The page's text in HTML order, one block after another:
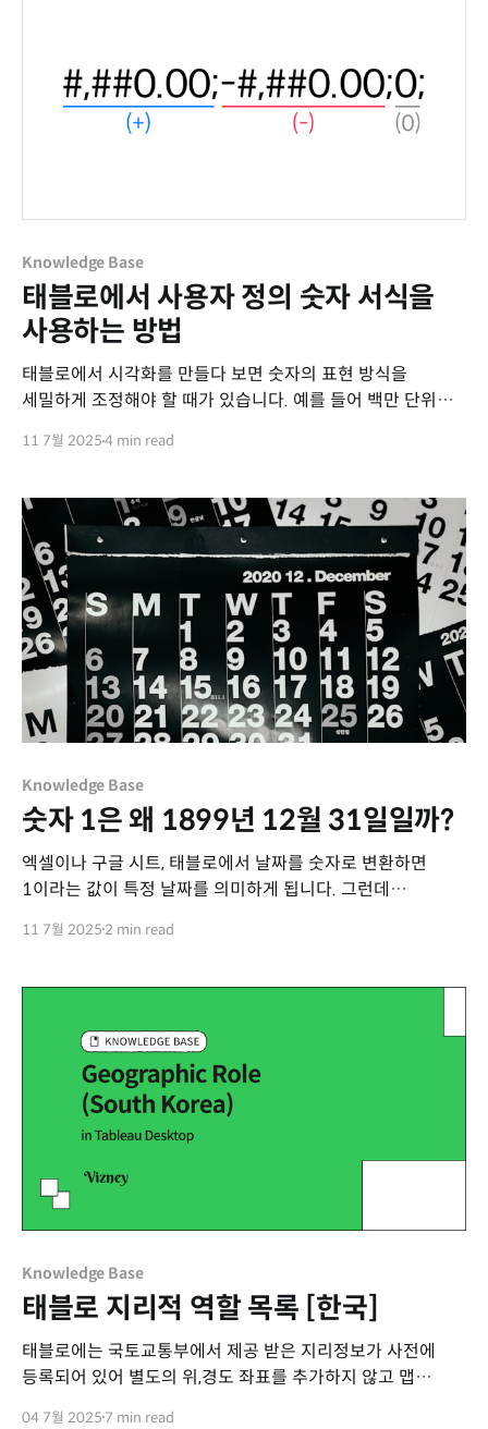
Knowledge Base
태블로에서 사용자 정의 숫자 서식을
사용하는 방법
태블로에서 시각화를 만들다 보면 숫자의 표현 방식을
세밀하게 조정해야 할 때가 있습니다. 예를 들어 백만 단위로
괄호로 표시하고 싶은 경우 등입니다. 이러한 요구에 맞춰
Formatting) 기능을 제공합니다. 이 기능을 활용하면 숫자의
시각적 표현을 더욱 직관적으로 구성할
11 7월 20254 min read
Knowledge Base
숫자 1은 왜 1899년 12월 31일일까?
엑셀이나 구글 시트, 태블로에서 날짜를 숫자로 변환하면
1이라는 값이 특정 날짜를 의미하게 됩니다. 그런데
태블로에서는 1 = 1899년 12월 31일로 표시됩니다. 같은
숫자로 계산하는 방식 스프레드시트 프로그램에서는 날짜를
변환합니다.
11 7월 20252 min read
Knowledge Base
태블로 지리적 역할 목록 [한국]
태블로에는 국토교통부에서 제공 받은 지리정보가 사전에
등록되어 있어 별도의 위,경도 좌표를 추가하지 않고 맵
04 7월 2025 7 min read